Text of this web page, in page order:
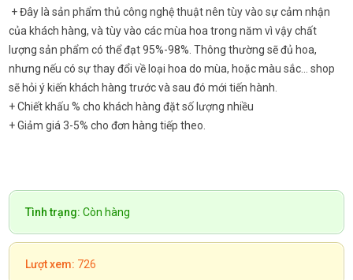
+ Đây là sản phẩm thủ công nghệ thuật nên tùy vào sự cảm nhận
của khách hàng, và tùy vào các mùa hoa trong năm vì vậy chất
lượng sản phẩm có thể đạt 95%-98%. Thông thường sẽ đủ hoa,
nhưng nếu có sự thay đổi về loại hoa do mùa, hoặc màu sắc... shop
sẽ hỏi ý kiến khách hàng trước và sau đó mới tiến hành.
+ Chiết khấu % cho khách hàng đặt số lượng nhiều
+ Giảm giá 3-5% cho đơn hàng tiếp theo.
Tình trạng: Còn hàng
Lượt xem: 726